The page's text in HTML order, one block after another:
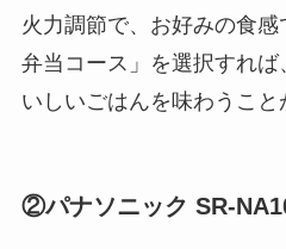
火力調節で、お好みの食
弁当コース」を選択すれ
いしいごはんを味わうこと
②パナソニック SR-